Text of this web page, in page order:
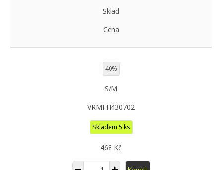
Sklad
Cena
40%
S/M
VRMFH430702
Skladem 5 ks
468 Kč